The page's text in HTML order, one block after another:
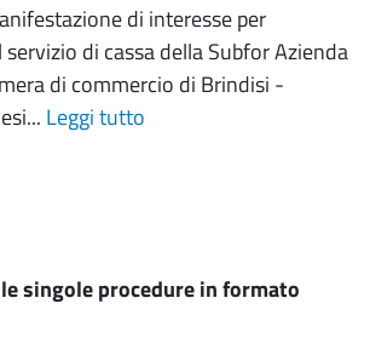
di interesse per
di cassa della Subfor Azienda
di commercio di Brindisi -
Leggi tutto
singole procedure in formato